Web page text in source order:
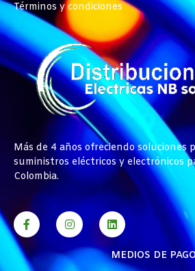
Términos y condiciones
Más de 4 años ofreciendo soluciones
suministros eléctricos y electrónicos
Colombia.
MEDIOS DE